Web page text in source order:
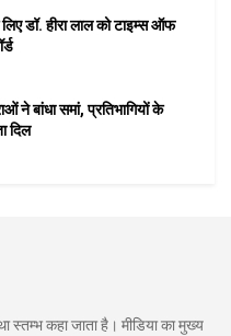
डॉ. हीरा लाल को टाइम्स ऑफ
ने बांधा समां, प्रतिभागियों के
दिल
स्तम्भ कहा जाता है। मीडिया का मुख्य